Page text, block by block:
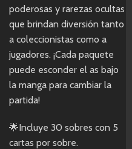
poderosas y rarezas ocultas
que brindan diversión tanto
a coleccionistas como a
jugadores. ¡Cada paquete
puede esconder el as bajo
la manga para cambiar la
partida!
🌟Incluye 30 sobres con 5
cartas por sobre.